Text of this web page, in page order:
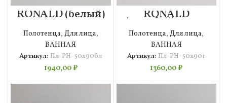
RONALD (белый)
50х90
Полотенце
Полотенца, Для лица,
ВАННАЯ
Артикул: Пл-РН-50х90бл
1940,00₽
RONALD
(голубой) 50х90
Полотенце
Полотенца,Для лица,
ВАННАЯ
Артикул: Пл-РН-50х90г
1360,00₽